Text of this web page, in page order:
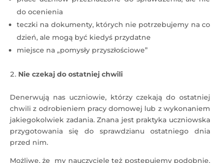
do ocenienia
teczki na dokumenty, których nie potrzebujemy na co
dzień, ale mogą być kiedyś przydatne
miejsce na „pomysły przyszłościowe”
Nie czekaj do ostatniej chwili
Denerwują nas uczniowie, którzy czekają do ostatniej
chwili z odrobieniem pracy domowej lub z wykonaniem
jakiegokolwiek zadania. Znana jest praktyka uczniowska
przygotowania się do sprawdzianu ostatniego dnia
przed nim.
Możliwe, że my nauczyciele też postępujemy podobnie.